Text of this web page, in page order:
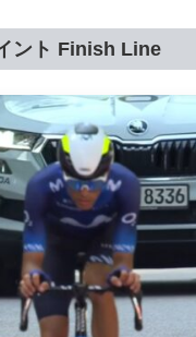
ント Finish Line